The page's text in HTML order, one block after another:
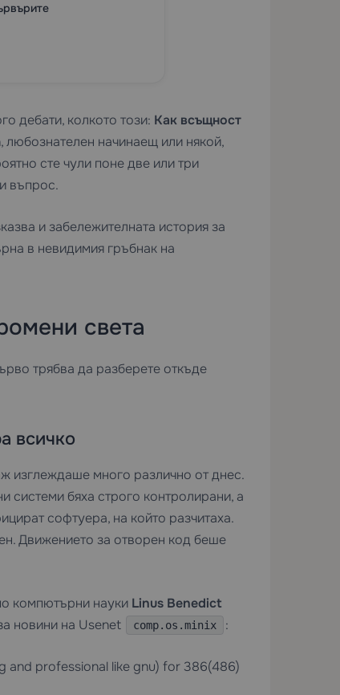
дебати, колкото този: Как всъщност
начинаещ или някой,
сте чули поне две или три
въпрос.
и забележителната история за
в невидимия гръбнак на
света
трябва да разберете откъде
всичко
изглеждаше много различно от днес.
системи бяха строго контролирани, а
софтуера, на който разчитаха.
Движението за отворен код беше
компютърни науки Linus Benedict
новини на Usenet comp.os.minix :
and professional like gnu) for 386(486)